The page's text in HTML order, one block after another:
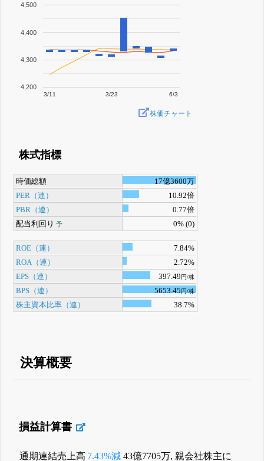
3/11 3/23 6/3
4,200
4,300
4,400
4,500
株価チャート
株式指標
時価総額
17億3600万
PER（連）
10.92倍
PBR（連）
0.77倍
配当利回り 予 0% (0)
ROE（連）
7.84%
ROA（連）
2.72%
EPS（連）
397.49円/株
BPS（連） 5653.45円/株
株主資本比率（連） 38.7%
決算概要
損益計算書
通期連結売上高 7.43%減 43億7705万, 親会社株主に